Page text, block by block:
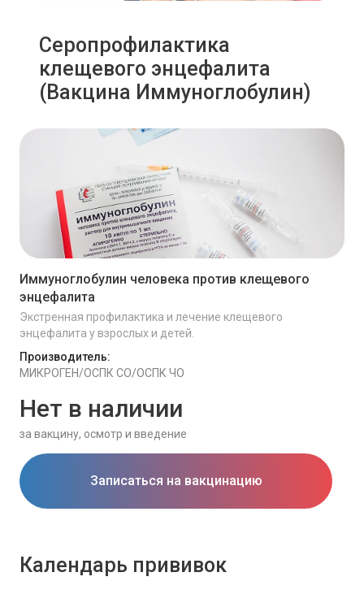
Серопрофилактика
клещевого энцефалита
(Вакцина Иммуноглобулин)
Иммуноглобулин человека против клещевого
энцефалита
Экстренная профилактика и лечение клещевого
энцефалита у взрослых и детей.
Производитель:
МИКРОГЕН/ОСПК СО/ОСПК ЧО
Нет в наличии
за вакцину, осмотр и введение
Записаться на вакцинацию
Календарь прививок